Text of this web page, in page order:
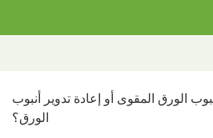
الورق المقوى أو إعادة تدوير أنبوب
الورق؟